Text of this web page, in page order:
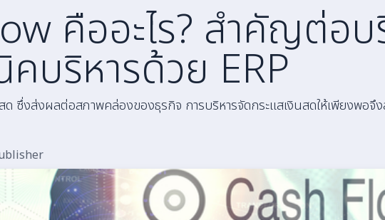
คืออะไร? สำคัญต่อบ
คบริหารด้วย ERP
ซึ่งส่งผลต่อสภาพคล่องของธุรกิจ การบริหารจัดกระแสเงินสดให้เพียงพอจึ